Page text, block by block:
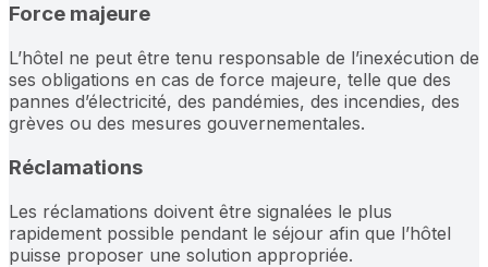
Force majeure
L’hôtel ne peut être tenu responsable de l’inexécution de
ses obligations en cas de force majeure, telle que des
pannes d’électricité, des pandémies, des incendies, des
grèves ou des mesures gouvernementales.
Réclamations
Les réclamations doivent être signalées le plus
rapidement possible pendant le séjour afin que l’hôtel
puisse proposer une solution appropriée.